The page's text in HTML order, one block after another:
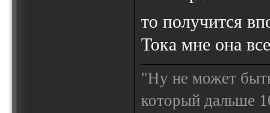
то получится
Тока мне она
"Ну не может
который дальше